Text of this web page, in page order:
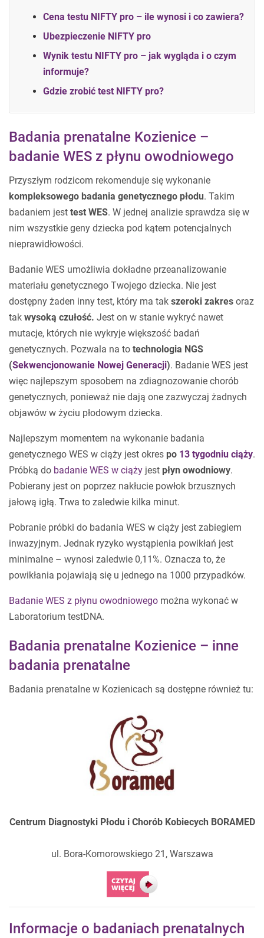
Cena testu NIFTY pro – ile wynosi i co zawiera?
Ubezpieczenie NIFTY pro
Wynik testu NIFTY pro – jak wygląda i o czym
informuje?
Gdzie zrobić test NIFTY pro?
Badania prenatalne Kozienice –
badanie WES z płynu owodniowego
Przyszłym rodzicom rekomenduje się wykonanie
kompleksowego badania genetycznego płodu. Takim
badaniem jest test WES. W jednej analizie sprawdza się w
nim wszystkie geny dziecka pod kątem potencjalnych
nieprawidłowości.
Badanie WES umożliwia dokładne przeanalizowanie
materiału genetycznego Twojego dziecka. Nie jest
dostępny żaden inny test, który ma tak szeroki zakres oraz
tak wysoką czułość. Jest on w stanie wykryć nawet
mutacje, których nie wykryje większość badań
genetycznych. Pozwala na to technologia NGS
(Sekwencjonowanie Nowej Generacji). Badanie WES jest
więc najlepszym sposobem na zdiagnozowanie chorób
genetycznych, ponieważ nie dają one zazwyczaj żadnych
objawów w życiu płodowym dziecka.
Najlepszym momentem na wykonanie badania
genetycznego WES w ciąży jest okres po 13 tygodniu ciąży.
Próbką do badanie WES w ciąży jest płyn owodniowy.
Pobierany jest on poprzez nakłucie powłok brzusznych
jałową igłą. Trwa to zaledwie kilka minut.
Pobranie próbki do badania WES w ciąży jest zabiegiem
inwazyjnym. Jednak ryzyko wystąpienia powikłań jest
minimalne – wynosi zaledwie 0,11%. Oznacza to, że
powikłania pojawiają się u jednego na 1000 przypadków.
Badanie WES z płynu owodniowego można wykonać w
Laboratorium testDNA.
Badania prenatalne Kozienice – inne
badania prenatalne
Badania prenatalne w Kozienicach są dostępne również tu:
Centrum Diagnostyki Płodu i Chorób Kobiecych BORAMED
ul. Bora-Komorowskiego 21, Warszawa
Informacje o badaniach prenatalnych